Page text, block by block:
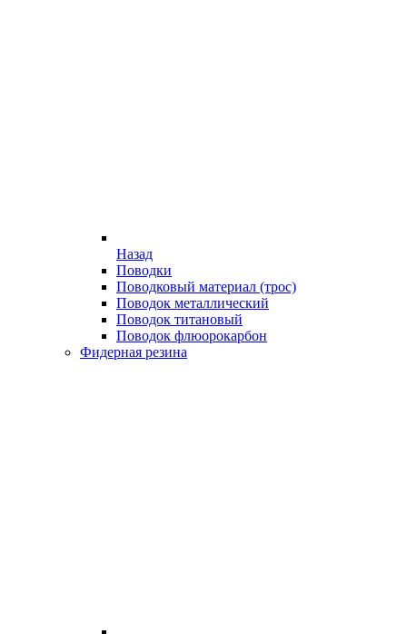
Назад
Поводки
Поводковый материал (трос)
Поводок металлический
Поводок титановый
Поводок флюорокарбон
Фидерная резина